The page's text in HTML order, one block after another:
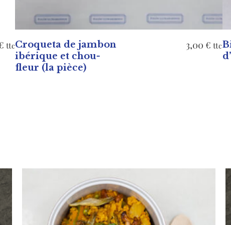
ttcCroqueta de jambon
ibérique et chou-
fleur (la pièce)
3,00 € ttc